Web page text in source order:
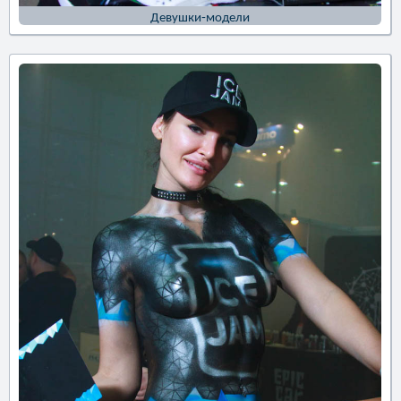
Девушки-модели